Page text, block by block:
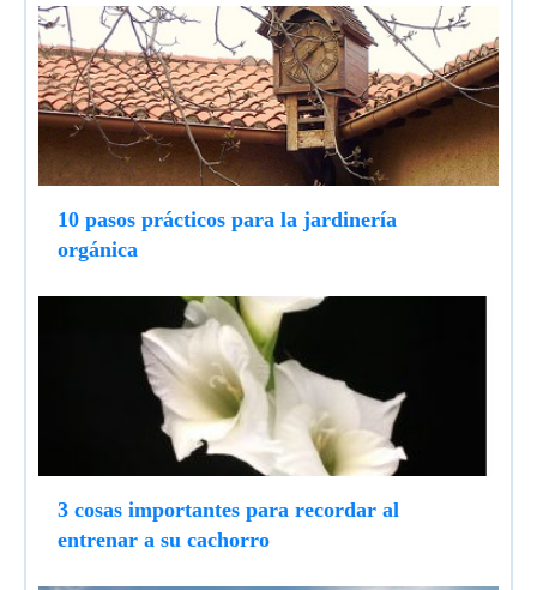
10 pasos prácticos para la jardinería
orgánica
3 cosas importantes para recordar al
entrenar a su cachorro